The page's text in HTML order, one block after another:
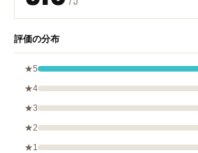
評価の分布
★5
★4
★3
★2
★1